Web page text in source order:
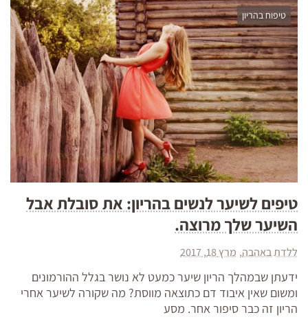
טיפוח בהריון
טיפים לשיער לנשים בהריון: את סובלת אבל
השיער שלך מרוצה.
ללדת באהבה מרץ 18, 2017
ידעתן שבמהלך הריון שיער כמעט לא נושר בגלל ההורמונים
ומשום שאין איבוד דם כתוצאה מווסת? מה שקורה לשיער אחרי
הריון זה כבר סיפור אחר. מסע